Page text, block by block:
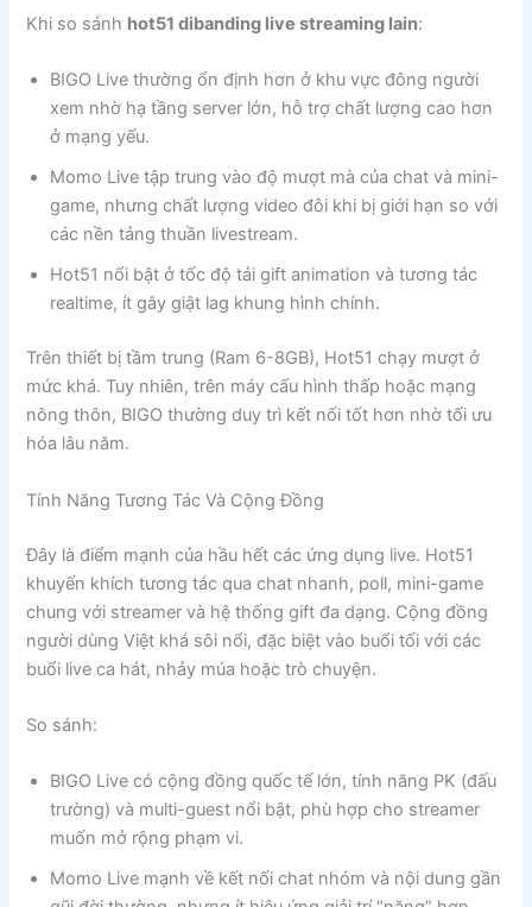
Khi so sánh hot51 dibanding live streaming lain:
BIGO Live thường ổn định hơn ở khu vực đông người
xem nhờ hạ tầng server lớn, hỗ trợ chất lượng cao hơn
ở mạng yếu.
Momo Live tập trung vào độ mượt mà của chat và mini-
game, nhưng chất lượng video đôi khi bị giới hạn so với
các nền tảng thuần livestream.
Hot51 nổi bật ở tốc độ tải gift animation và tương tác
realtime, ít gây giật lag khung hình chính.
Trên thiết bị tầm trung (Ram 6-8GB), Hot51 chạy mượt ở
mức khá. Tuy nhiên, trên máy cấu hình thấp hoặc mạng
nông thôn, BIGO thường duy trì kết nối tốt hơn nhờ tối ưu
hóa lâu năm.
Tính Năng Tương Tác Và Cộng Đồng
Đây là điểm mạnh của hầu hết các ứng dụng live. Hot51
khuyến khích tương tác qua chat nhanh, poll, mini-game
chung với streamer và hệ thống gift đa dạng. Cộng đồng
người dùng Việt khá sôi nổi, đặc biệt vào buổi tối với các
buổi live ca hát, nhảy múa hoặc trò chuyện.
So sánh:
BIGO Live có cộng đồng quốc tế lớn, tính năng PK (đấu
trường) và multi-guest nổi bật, phù hợp cho streamer
muốn mở rộng phạm vi.
Momo Live mạnh về kết nối chat nhóm và nội dung gần